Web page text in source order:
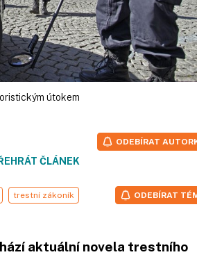
útokem
ČLÁNEK
ODEBÍRAT
trestní zákoník ODEBÍRAT
aktuální novela trestního